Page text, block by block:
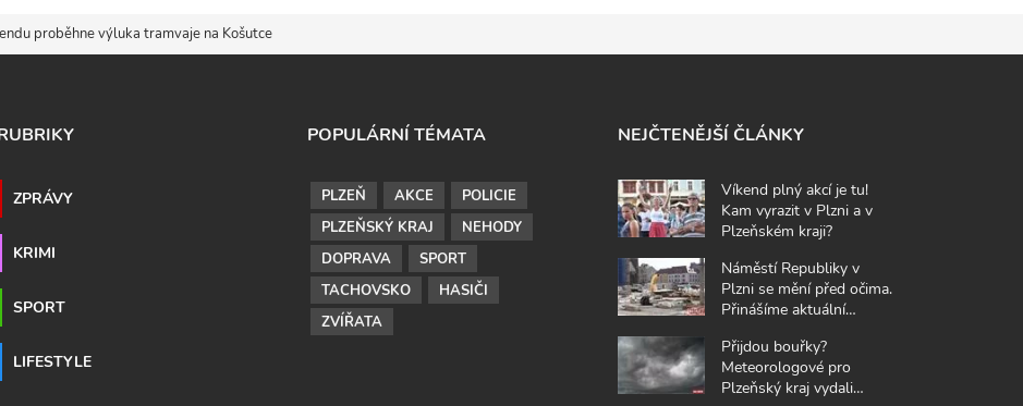
proběhne výluka tramvaje na Košutce
ZPRÁVY
KRIMI
SPORT
LIFESTYLE
POPULÁRNÍ TÉMATA
PLZEŇ AKCE
POLICIE
PLZEŇSKÝ KRAJ
NEHODY
DOPRAVA
SPORT
TACHOVSKO
HASIČI
ZVÍŘATA
NEJČTENĚJŠÍ ČLÁNKY
Víkend plný akcí je tu!
Kam vyrazit v Plzni a v
Plzeňském kraji?
Náměstí Republiky v
Plzni se mění před očima.
Přinášíme aktuální
Přijdou bouřky?
Meteorologové pro
Plzeňský kraj vydali